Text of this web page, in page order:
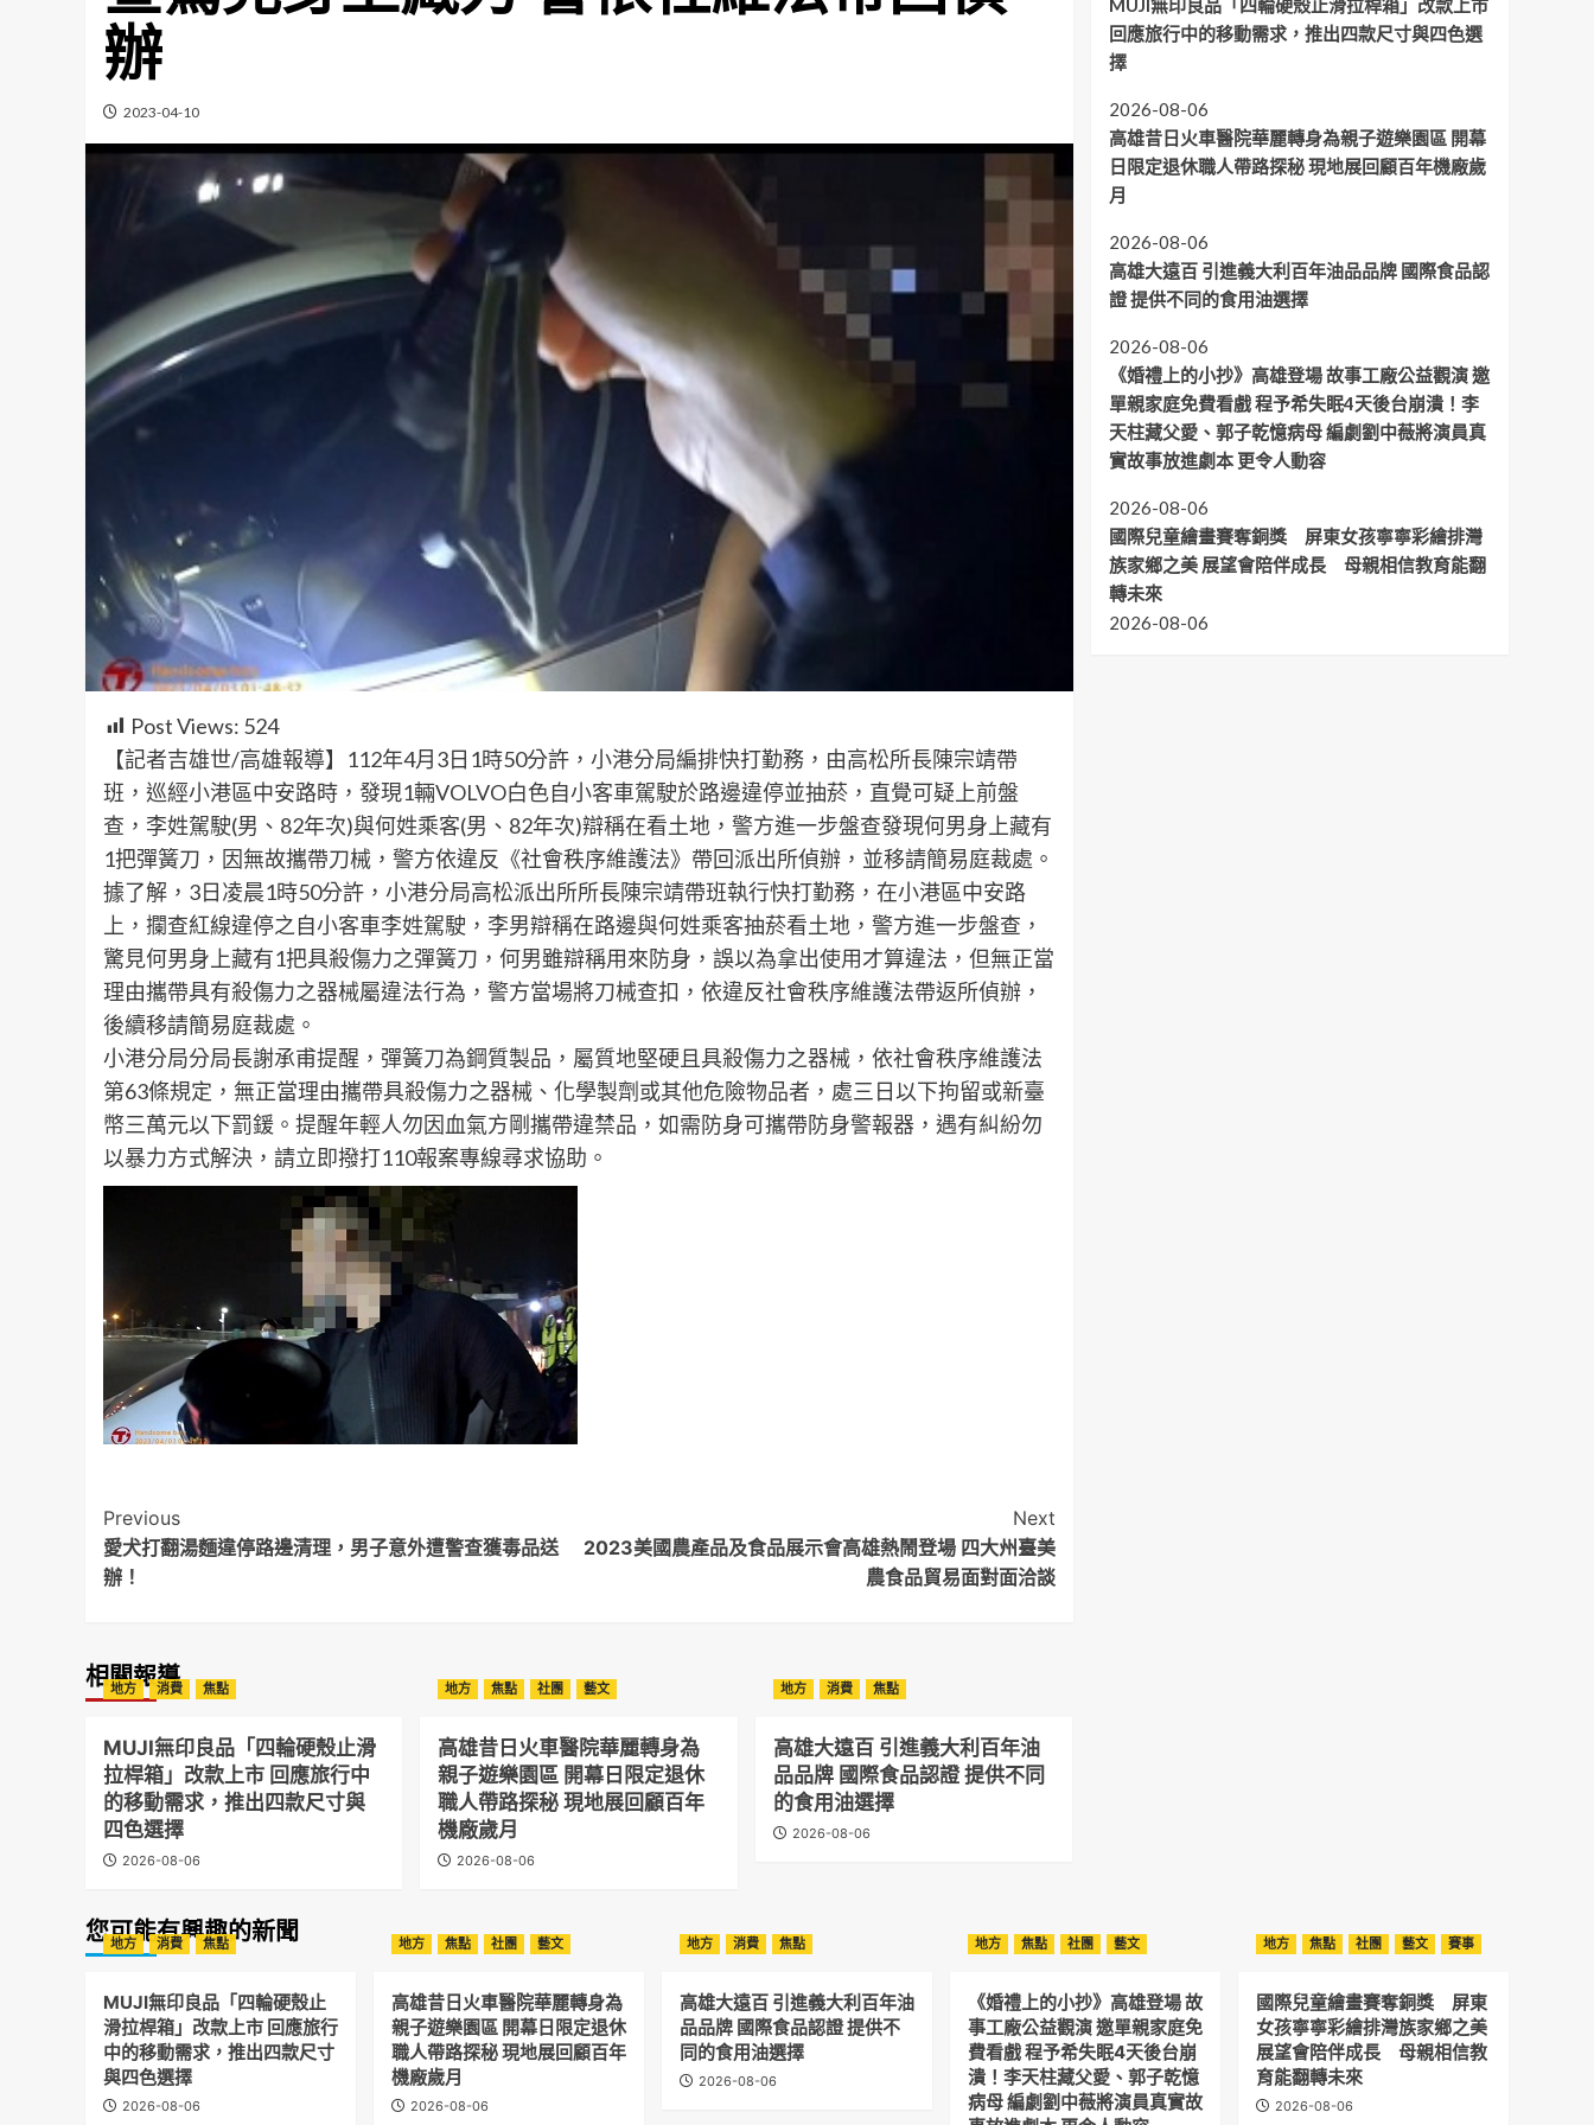
辦
2023-04-10
Post Views: 524
【記者吉雄世/高雄報導】112年4月3日1時50分許，小港分局編排快打勤務，由高松所長陳宗靖帶
班，巡經小港區中安路時，發現1輛VOLVO白色自小客車駕駛於路邊違停並抽菸，直覺可疑上前盤
查，李姓駕駛(男、82年次)與何姓乘客(男、82年次)辯稱在看土地，警方進一步盤查發現何男身上藏有
1把彈簧刀，因無故攜帶刀械，警方依違反《社會秩序維護法》帶回派出所偵辦，並移請簡易庭裁處。
據了解，3日凌晨1時50分許，小港分局高松派出所所長陳宗靖帶班執行快打勤務，在小港區中安路
上，攔查紅線違停之自小客車李姓駕駛，李男辯稱在路邊與何姓乘客抽菸看土地，警方進一步盤查，
驚見何男身上藏有1把具殺傷力之彈簧刀，何男雖辯稱用來防身，誤以為拿出使用才算違法，但無正當
理由攜帶具有殺傷力之器械屬違法行為，警方當場將刀械查扣，依違反社會秩序維護法帶返所偵辦，
後續移請簡易庭裁處。
小港分局分局長謝承甫提醒，彈簧刀為鋼質製品，屬質地堅硬且具殺傷力之器械，依社會秩序維護法
第63條規定，無正當理由攜帶具殺傷力之器械、化學製劑或其他危險物品者，處三日以下拘留或新臺
幣三萬元以下罰鍰。提醒年輕人勿因血氣方剛攜帶違禁品，如需防身可攜帶防身警報器，遇有糾紛勿
以暴力方式解決，請立即撥打110報案專線尋求協助。
Post
Navigation
Previous
愛犬打翻湯麵違停路邊清理，男子意外遭警查獲毒品送
辦！
Next
2023美國農產品及食品展示會高雄熱鬧登場 四大州臺美
農食品貿易面對面洽談
相關報導
地方 消費 焦點
MUJI無印良品「四輪硬殼止滑
拉桿箱」改款上市 回應旅行中
的移動需求，推出四款尺寸與
四色選擇
2026-08-06
地方 焦點 社團 藝文
高雄昔日火車醫院華麗轉身為
親子遊樂園區 開幕日限定退休
職人帶路探秘 現地展回顧百年
機廠歲月
2026-08-06
地方 消費 焦點
高雄大遠百 引進義大利百年油
品品牌 國際食品認證 提供不同
的食用油選擇
2026-08-06
MUJI無印良品「四輪硬殼止滑拉桿箱」改款上市
回應旅行中的移動需求，推出四款尺寸與四色選
擇
2026-08-06
高雄昔日火車醫院華麗轉身為親子遊樂園區 開幕
日限定退休職人帶路探秘 現地展回顧百年機廠歲
月
2026-08-06
高雄大遠百 引進義大利百年油品品牌 國際食品認
證 提供不同的食用油選擇
2026-08-06
《婚禮上的小抄》高雄登場 故事工廠公益觀演 邀
單親家庭免費看戲 程予希失眠4天後台崩潰！李
天柱藏父愛、郭子乾憶病母 編劇劉中薇將演員真
實故事放進劇本 更令人動容
2026-08-06
國際兒童繪畫賽奪銅獎 屏東女孩寧寧彩繪排灣
族家鄉之美 展望會陪伴成長 母親相信教育能翻
轉未來
2026-08-06
您可能有興趣的新聞
地方 消費 焦點
MUJI無印良品「四輪硬殼止
滑拉桿箱」改款上市 回應旅行
中的移動需求，推出四款尺寸
與四色選擇
2026-08-06
地方 焦點 社團 藝文
高雄昔日火車醫院華麗轉身為
親子遊樂園區 開幕日限定退休
職人帶路探秘 現地展回顧百年
機廠歲月
2026-08-06
地方 消費 焦點
高雄大遠百 引進義大利百年油
品品牌 國際食品認證 提供不
同的食用油選擇
2026-08-06
地方 焦點 社團 藝文
《婚禮上的小抄》高雄登場 故
事工廠公益觀演 邀單親家庭免
費看戲 程予希失眠4天後台崩
潰！李天柱藏父愛、郭子乾憶
病母 編劇劉中薇將演員真實故
地方 焦點 社團 藝文 賽事
國際兒童繪畫賽奪銅獎 屏東
女孩寧寧彩繪排灣族家鄉之美
展望會陪伴成長 母親相信教
育能翻轉未來
2026-08-06